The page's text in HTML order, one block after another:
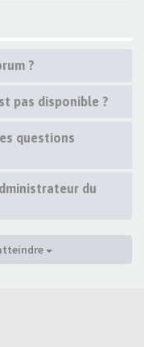
?
pas disponible ?
questions
du